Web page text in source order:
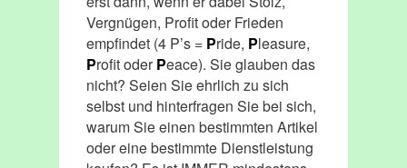
Vergnügen, Profit oder Frieden
empfindet (4 P’s = Pride, Pleasure,
Profit oderPeace). Sie glauben das
nicht? Seien Sie ehrlich zu sich
selbst und hinterfragen Sie bei sich,
warum Sie einen bestimmten Artikel
oder eine bestimmte Dienstleistung